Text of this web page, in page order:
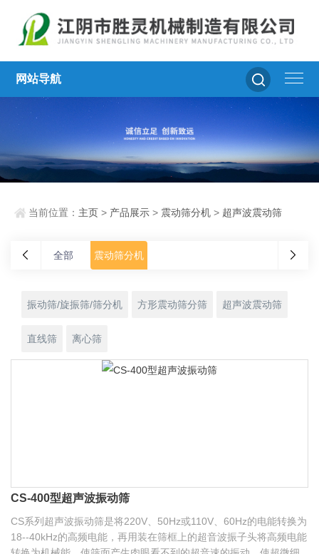
网站导航
当前位置： 主页 > 产品展示 > 震动筛分机 > 超声波震动筛
全部 震动筛分机
振动筛/旋振筛/筛分机 方形震动筛分筛 超声波震动筛
直线筛 离心筛
CS-400型超声波振动筛
CS系列超声波振动筛是将220V、50Hz或110V、60Hz的电能转换为
18--40kHz的高频电能，再用装在筛框上的超音波振子头将高频电能